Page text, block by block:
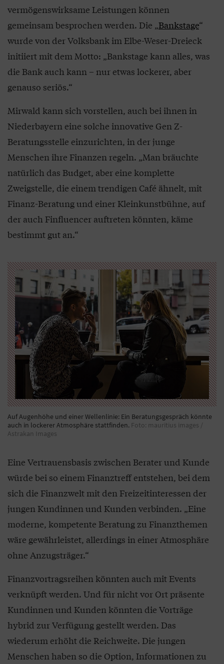
vermögenswirksame Leistungen können
gemeinsam besprochen werden. Die „Bankstage“
wurde von der Volksbank im Elbe-Weser-Dreieck
initiiert mit dem Motto: „Bankstage kann alles, was
die Bank auch kann – nur etwas lockerer, aber
genauso seriös.“
Mirwald kann sich vorstellen, auch bei ihnen in
Niederbayern eine solche innovative Gen Z-
Beratungsstelle einzurichten, in der junge
Menschen ihre Finanzen regeln. „Man bräuchte
natürlich das Budget, aber eine komplette
Zweigstelle, die einem trendigen Café ähnelt, mit
Finanz-Beratung und einer Kleinkunstbühne, auf
der auch Finfluencer auftreten könnten, käme
bestimmt gut an.“
Auf Augenhöhe und einer Wellenlinie: Ein Beratungsgespräch könnte
auch in lockerer Atmosphäre stattfinden. Foto: mauritius images /
Astrakan Images
Eine Vertrauensbasis zwischen Berater und Kunde
würde bei so einem Finanztreff entstehen, bei dem
sich die Finanzwelt mit den Freizeitinteressen der
jungen Kundinnen und Kunden verbinden. „Eine
moderne, kompetente Beratung zu Finanzthemen
wäre gewährleistet, allerdings in einer Atmosphäre
ohne Anzugsträger.“
Finanzvortragsreihen könnten auch mit Events
verknüpft werden. Und für nicht vor Ort präsente
Kundinnen und Kunden könnten die Vorträge
hybrid zur Verfügung gestellt werden. Das
wiederum erhöht die Reichweite. Die jungen
Menschen haben so die Option, Informationen zu